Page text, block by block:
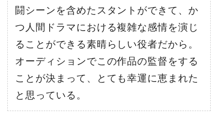
闘シーンを含めたスタントができて、か
つ人間ドラマにおける複雑な感情を演じ
ることができる素晴らしい役者だから。
オーディションでこの作品の監督をする
ことが決まって、とても幸運に恵まれた
と思っている。